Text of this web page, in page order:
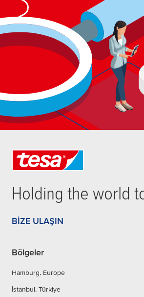
Holding the world
BIZE ULAŞIN
Bölgeler
Hamburg, Europe
İstanbul, Türkiye